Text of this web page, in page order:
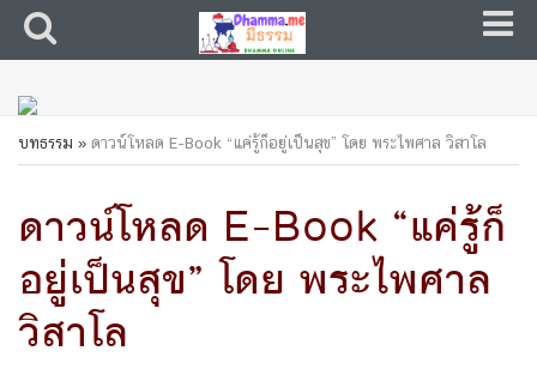
บทธรรม » ดาวน์โหลด E-Book “แค่รู้ก็อยู่เป็นสุข” โดย พระไพศาล วิสาโล
ดาวน์โหลด E-Book “แค่รู้ก็
อยู่เป็นสุข” โดย พระไพศาล
วิสาโล